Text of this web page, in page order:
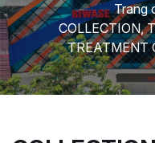
Trang
COLLECTION,
TREATMENT